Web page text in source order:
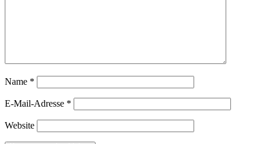
Name *
E-Mail-Adresse *
Website